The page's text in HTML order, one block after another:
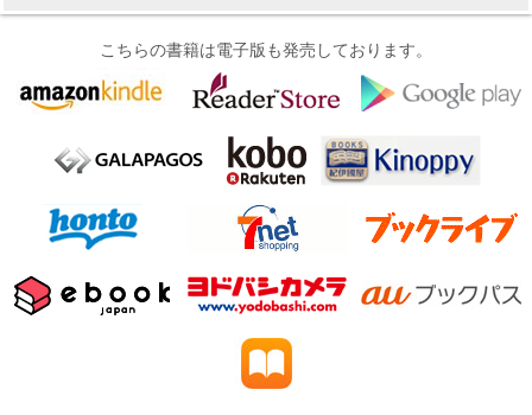
こちらの書籍は電子版も発売しております。